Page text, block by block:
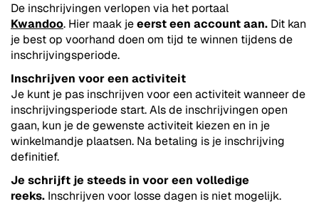
De inschrijvingen verlopen via het portaal
Kwandoo. Hier maak jeeerst een account aan. Dit kan
je best op voorhand doen om tijd te winnen tijdens de
inschrijvingsperiode.
Inschrijven voor een activiteit
Je kunt je pas inschrijven voor een activiteit wanneer de
inschrijvingsperiode start. Als de inschrijvingen open
gaan, kun je de gewenste activiteit kiezen en in je
winkelmandje plaatsen. Na betaling is je inschrijving
definitief.
Je schrijft je steeds in voor een volledige
reeks. Inschrijven voor losse dagen is niet mogelijk.